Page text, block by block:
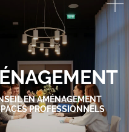
EN AMÉNAGEMENT
PROFESSIONNELS